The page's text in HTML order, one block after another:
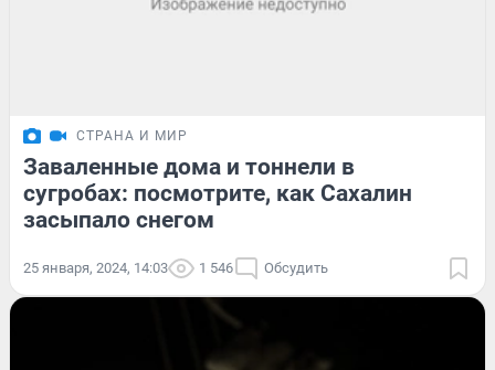
СТРАНА И МИР
Заваленные дома и тоннели в
сугробах: посмотрите, как Сахалин
засыпало снегом
25 января, 2024, 14:03 1 546 Обсудить